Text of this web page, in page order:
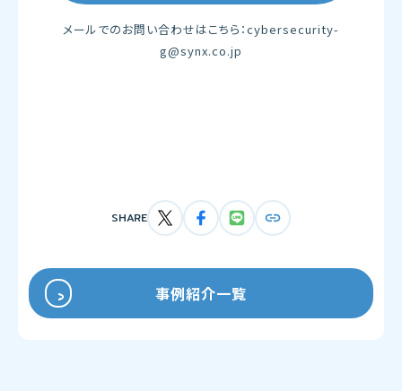
SHARE
事例紹介一覧
メールでのお問い合わせはこちら：cybersecurity-
g@synx.co.jp